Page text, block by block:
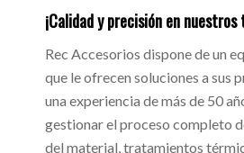
¡Calidad y precisión en
Rec Accesorios dispone de un
que le ofrecen soluciones a sus
una experiencia de más de 50
gestionar el proceso completo
del material, tratamientos